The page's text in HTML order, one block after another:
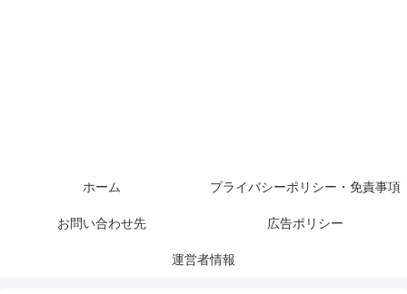
ホーム プライバシーポリシー・免責事項
お問い合わせ先 広告ポリシー
運営者情報